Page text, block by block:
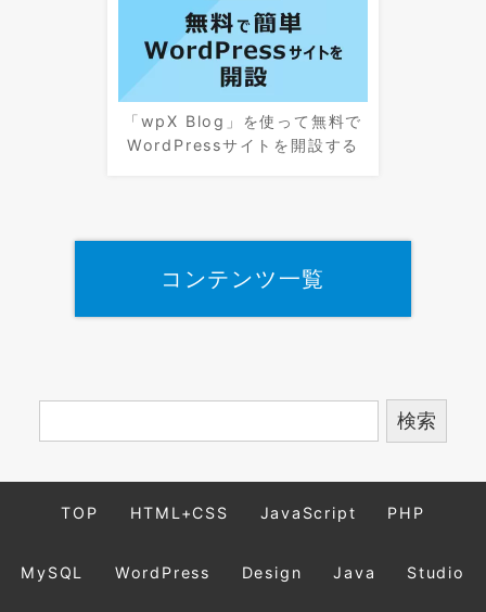
「wpX Blog」を使って無料で
WordPressサイトを開設する
コンテンツ一覧
TOP HTML+CSS JavaScript PHP
MySQL WordPress Design Java Studio